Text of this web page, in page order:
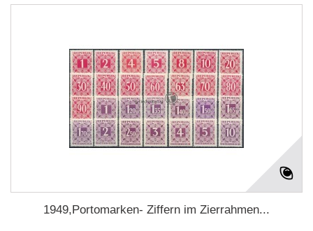
1949,Portomarken- Ziffern im Zierrahmen...